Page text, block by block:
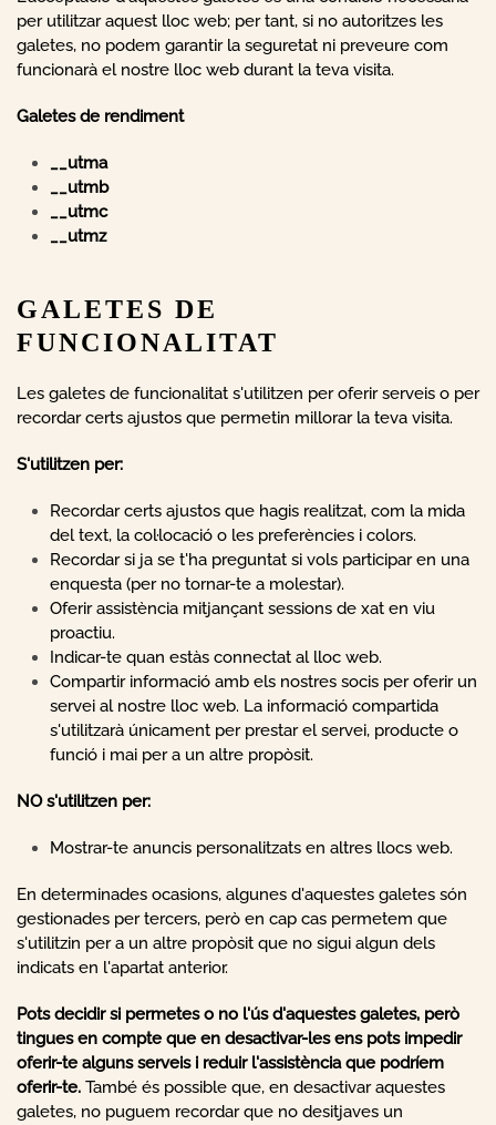
per utilitzar aquest lloc web; per tant, si no autoritzes les
galetes, no podem garantir la seguretat ni preveure com
funcionarà el nostre lloc web durant la teva visita.
Galetes de rendiment
__utma
__utmb
__utmc
__utmz
GALETES DE
FUNCIONALITAT
Les galetes de funcionalitat s'utilitzen per oferir serveis o per
recordar certs ajustos que permetin millorar la teva visita.
S'utilitzen per:
Recordar certs ajustos que hagis realitzat, com la mida
del text, la col·locació o les preferències i colors.
Recordar si ja se t'ha preguntat si vols participar en una
enquesta (per no tornar-te a molestar).
Oferir assistència mitjançant sessions de xat en viu
proactiu.
Indicar-te quan estàs connectat al lloc web.
Compartir informació amb els nostres socis per oferir un
servei al nostre lloc web. La informació compartida
s'utilitzarà únicament per prestar el servei, producte o
funció i mai per a un altre propòsit.
NO s'utilitzen per:
Mostrar-te anuncis personalitzats en altres llocs web.
En determinades ocasions, algunes d'aquestes galetes són
gestionades per tercers, però en cap cas permetem que
s'utilitzin per a un altre propòsit que no sigui algun dels
indicats en l'apartat anterior.
Pots decidir si permetes o no l'ús d'aquestes galetes, però
tingues en compte que en desactivar-les ens pots impedir
oferir-te alguns serveis i reduir l'assistència que podríem
oferir-te. També és possible que, en desactivar aquestes
galetes, no puguem recordar que no desitjaves un